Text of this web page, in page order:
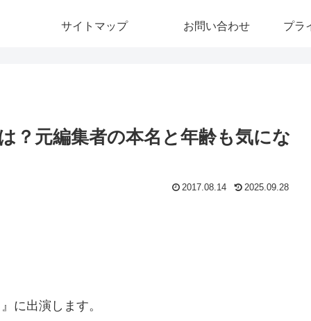
サイトマップ お問い合わせ プラ
？元編集者の本名と年齢も気にな
2017.08.14 2025.09.28
に出演します。